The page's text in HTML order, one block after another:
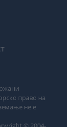
право на
не е